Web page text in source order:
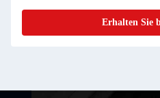
Erhalten Sie